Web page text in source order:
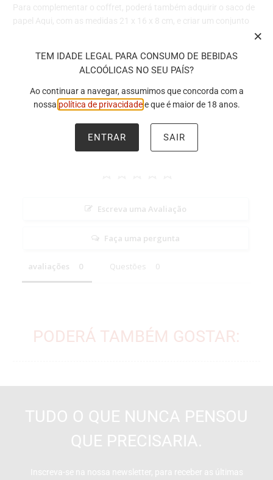
Para complementar o coffret, poderá também adquirir o saco de
papel Aqui , com as medidas 21 x 16 x 8 cm, e criar um conjunto
Ideal para tornar qualquer oferta mais sofisticada.
Escreva uma Avaliação
Faça uma pergunta
avaliações Questões
PODERÁ TAMBÉM GOSTAR:
TUDO O QUE NUNCA PENSOU
QUE PRECISARIA.
Inscreva-se na nossa newsletter, para receber as últimas
TEM IDADE LEGAL PARA CONSUMO DE BEBIDAS
ALCOÓLICAS NO SEU PAÍS?
Ao continuar a navegar, assumimos que concorda com a
nossa política de privacidadee que é maior de 18 anos.
ENTRAR SAIR